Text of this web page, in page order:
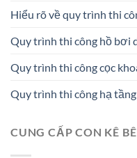
Hiểu rõ về quy trình thi
Quy trình thi công hồ bơi
Quy trình thi công cọc
Quy trình thi công hạ
CUNG CẤP CON KÊ